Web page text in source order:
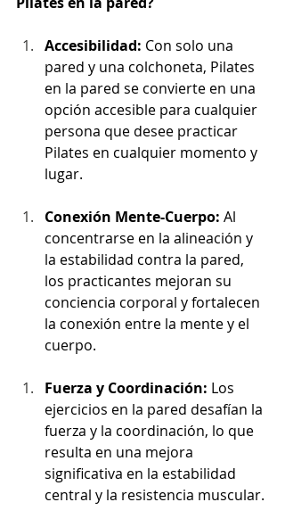
Accesibilidad: Con solo una
pared y una colchoneta, Pilates
en la pared se convierte en una
opción accesible para cualquier
persona que desee practicar
Pilates en cualquier momento y
lugar.
Conexión Mente-Cuerpo: Al
concentrarse en la alineación y
la estabilidad contra la pared,
los practicantes mejoran su
conciencia corporal y fortalecen
la conexión entre la mente y el
cuerpo.
Fuerza y Coordinación: Los
ejercicios en la pared desafían la
fuerza y la coordinación, lo que
resulta en una mejora
significativa en la estabilidad
central y la resistencia muscular.